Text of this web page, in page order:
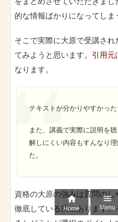
的な情報ばかりになってしま
そこで実際に大原で受講さ
てみようと思います。 引用元
なります。
テキストが分かりやすかった
また、講義で実際に説明を
解しにくい内容もすんなり
た。
資格の大原の強みは質問の
徹底している所にあります

Home

Menu